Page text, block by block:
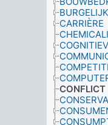
CARRIÈRE
CONFLICT